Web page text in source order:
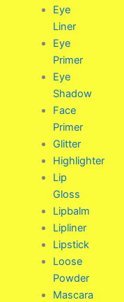
Eye
Liner
Eye
Primer
Eye
Shadow
Face
Primer
Glitter
Highlighter
Lip
Gloss
Lipbalm
Lipliner
Lipstick
Loose
Powder
Mascara